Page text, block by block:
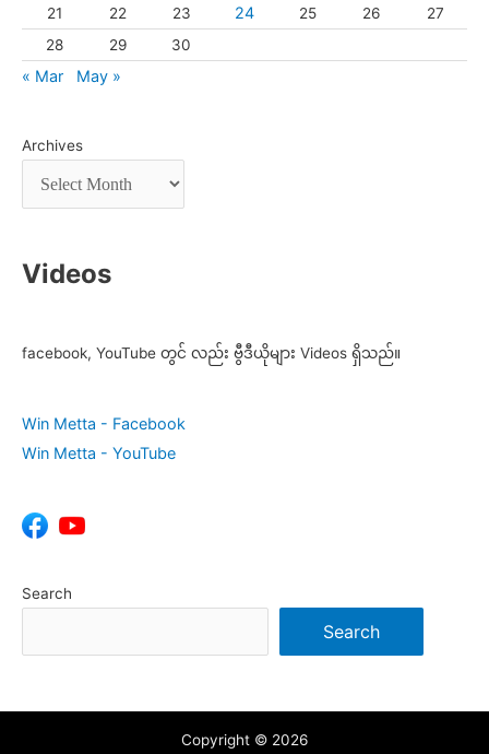
21
22 23 24 25 26
27
28
29 30
« Mar May »
Archives
Videos
facebook, YouTube တွင် လည်း ဗွီဒီယိုများ Videos ရှိသည်။
Win Metta - Facebook
Win Metta - YouTube
Search
Search
Copyright © 2026